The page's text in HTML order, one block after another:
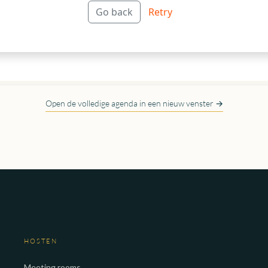
Open de volledige agenda in een nieuw venster →
HOSTEN